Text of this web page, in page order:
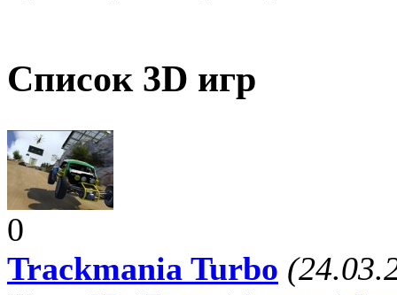
Список 3D игр
0
Trackmania Turbo